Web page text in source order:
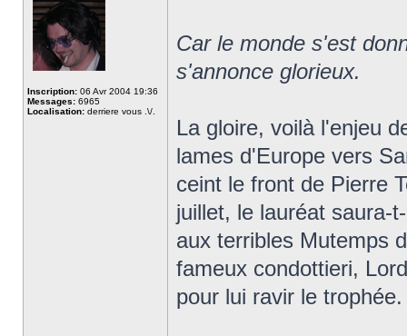
Inscription: 06 Avr 2004 19:36
Messages: 6965
Localisation: derriere vous .\/.
Car le monde s'est
s'annonce glorieux.
La gloire, voilà l'enjeu
lames d'Europe vers
ceint le front de Pierre
juillet, le lauréat saura-
aux terribles Mutemps
fameux condottieri,
pour lui ravir le trophée.